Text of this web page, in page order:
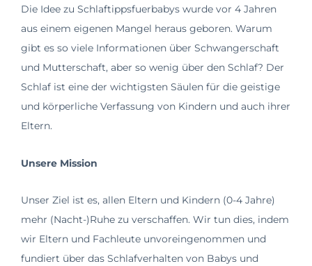
Die Idee zu Schlaftippsfuerbabys wurde vor 4 Jahren
aus einem eigenen Mangel heraus geboren. Warum
gibt es so viele Informationen über Schwangerschaft
und Mutterschaft, aber so wenig über den Schlaf? Der
Schlaf ist eine der wichtigsten Säulen für die geistige
und körperliche Verfassung von Kindern und auch ihrer
Eltern.
Unsere Mission
Unser Ziel ist es, allen Eltern und Kindern (0-4 Jahre)
mehr (Nacht-)Ruhe zu verschaffen. Wir tun dies, indem
wir Eltern und Fachleute unvoreingenommen und
fundiert über das Schlafverhalten von Babys und